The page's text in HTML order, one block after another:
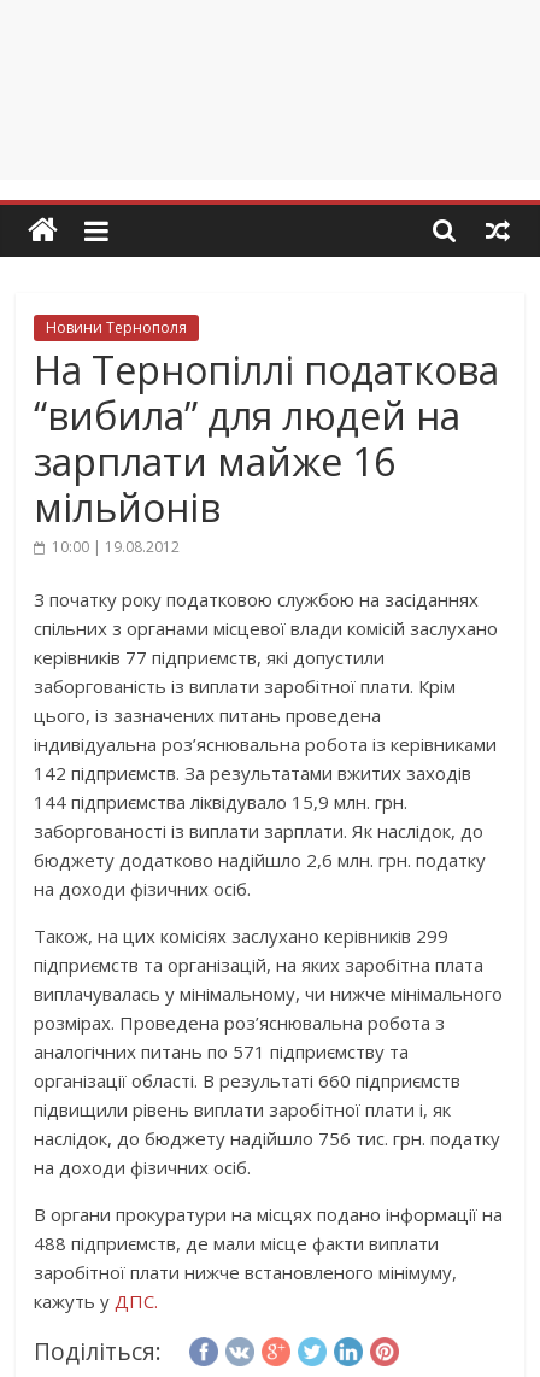
Новини Тернополя
На Тернопіллі податкова
“вибила” для людей на
зарплати майже 16
мільйонів
10:00 | 19.08.2012
З початку року податковою службою на засіданнях
спільних з органами місцевої влади комісій заслухано
керівників 77 підприємств, які допустили
заборгованість із виплати заробітної плати. Крім
цього, із зазначених питань проведена
індивідуальна роз’яснювальна робота із керівниками
142 підприємств. За результатами вжитих заходів
144 підприємства ліквідувало 15,9 млн. грн.
заборгованості із виплати зарплати. Як наслідок, до
бюджету додатково надійшло 2,6 млн. грн. податку
на доходи фізичних осіб.
Також, на цих комісіях заслухано керівників 299
підприємств та організацій, на яких заробітна плата
виплачувалась у мінімальному, чи нижче мінімального
розмірах. Проведена роз’яснювальна робота з
аналогічних питань по 571 підприємству та
організації області. В результаті 660 підприємств
підвищили рівень виплати заробітної плати і, як
наслідок, до бюджету надійшло 756 тис. грн. податку
на доходи фізичних осіб.
В органи прокуратури на місцях подано інформації на
488 підприємств, де мали місце факти виплати
заробітної плати нижче встановленого мінімуму,
кажуть уДПС.
Поділіться: